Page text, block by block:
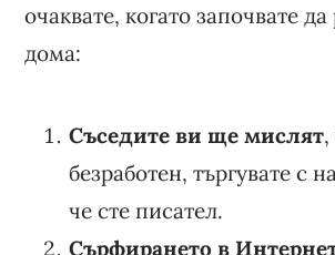
очаквате, когато започвате
дома:
Съседите ви ще мислят,
безработен, търгувате с
че сте писател.
Сърфирането в